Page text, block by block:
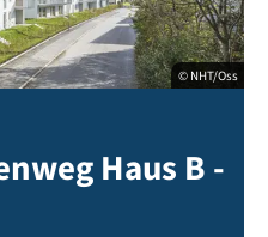
© NHT/Oss
Haus B -